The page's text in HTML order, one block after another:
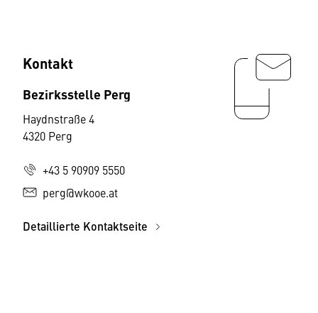
Kontakt
Bezirksstelle Perg
Haydnstraße 4
4320 Perg
+43 5 90909 5550
perg@wkooe.at
Detaillierte Kontaktseite